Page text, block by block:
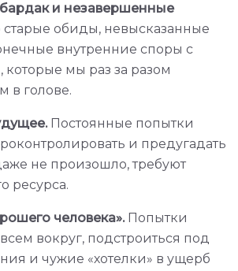
и незавершенные
старые обиды, невысказанные
внутренние споры с
мы раз за разом
в голове.
Постоянные попытки
и предугадать
не произошло, требуют
ресурса.
человека».Попытки
вокруг, подстроиться под
и чужие «хотелки» в ущерб